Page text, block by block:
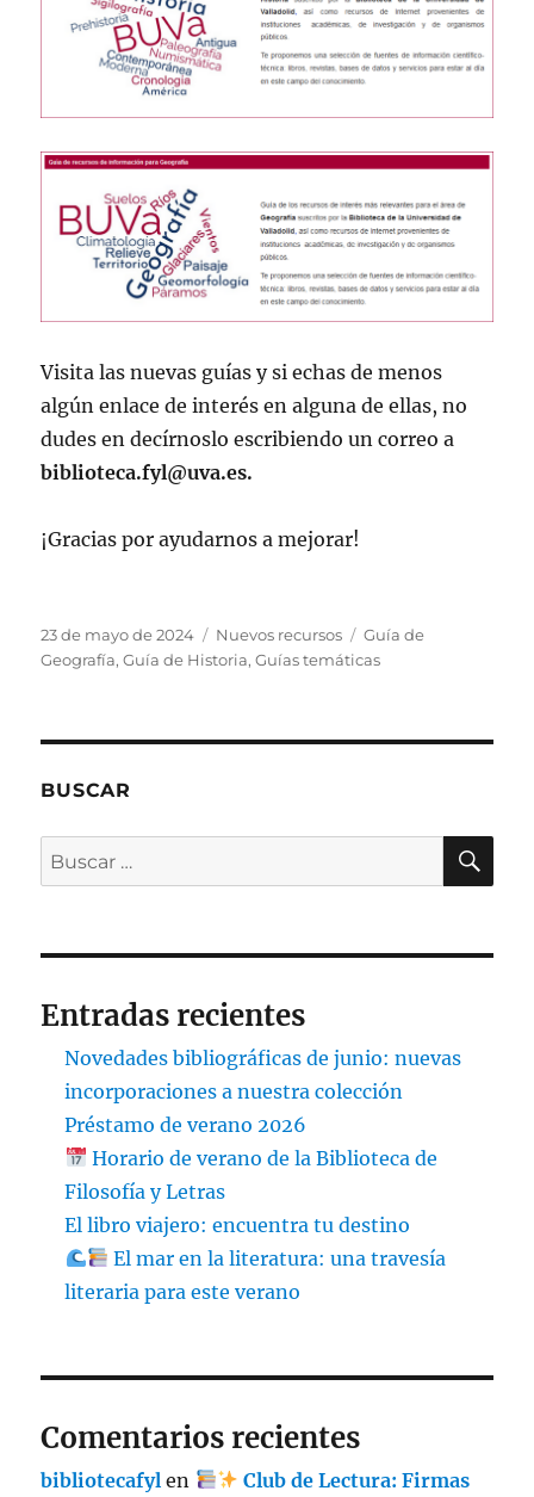
Visita las nuevas guías y si echas de menos
algún enlace de interés en alguna de ellas, no
dudes en decírnoslo escribiendo un correo a
biblioteca.fyl@uva.es.
¡Gracias por ayudarnos a mejorar!
Publicado
el
23 de mayo de 2024 Categorías
Nuevos recursos Etiquetas
Guía de
Geografía,Guía de Historia,Guías temáticas
BUSCAR
Buscar
por:
Entradas recientes
Novedades bibliográficas de junio: nuevas
incorporaciones a nuestra colección
Préstamo de verano 2026
Horario de verano de la Biblioteca de
Filosofía y Letras
El libro viajero: encuentra tu destino
El mar en la literatura: una travesía
literaria para este verano
Comentarios recientes
bibliotecafyl en Club de Lectura: Firmas